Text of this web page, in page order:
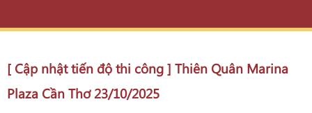
[ Cập nhật tiến độ thi công ] Thiên Quân Marina
Plaza Cần Thơ 23/10/2025